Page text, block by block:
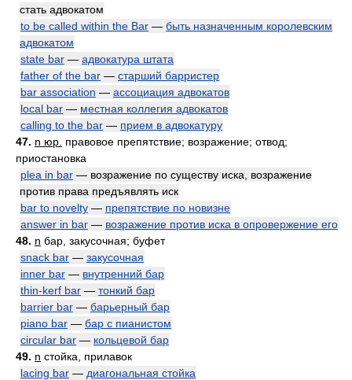
стать адвокатом
to be called within the Bar — быть назначенным королевским
адвокатом
state bar — адвокатура штата
father of the bar — старший барристер
bar association — ассоциация адвокатов
local bar — местная коллегия адвокатов
calling to the bar — прием в адвокатуру
47. n юр. правовое препятствие; возражение; отвод;
приостановка
plea in bar — возражение по существу иска, возражение
против права предъявлять иск
bar to novelty — препятствие по новизне
answer in bar — возражение против иска в опровержение его
48. n бар, закусочная; буфет
snack bar — закусочная
inner bar — внутренний бар
thin-kerf bar — тонкий бар
barrier bar — барьерный бар
piano bar — бар с пианистом
circular bar — кольцевой бар
49. n стойка, прилавок
lacing bar — диагональная стойка